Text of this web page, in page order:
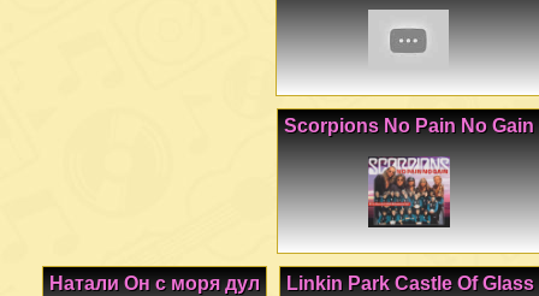
Scorpions No Pain No Gain
Linkin Park Castle Of Glass
Натали Он с моря дул